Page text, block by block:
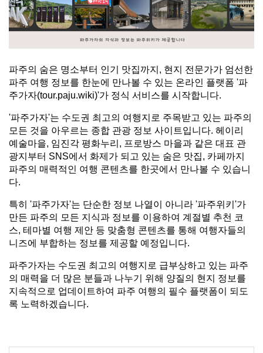
파주의 숨은 명소부터 인기 맛집까지, 현지 전문가가 엄선한
파주 여행 정보를 한눈에 만나볼 수 있는 온라인 플랫폼 '파
주가자(tour.paju.wiki)'가 정식 서비스를 시작합니다.
'파주가자'는 수도권 최고의 여행지로 주목받고 있는 파주의
모든 것을 아우르는 종합 관광 정보 사이트입니다. 헤이리
예술마을, 임진각 평화누리, 프로방스 마을과 같은 대표 관
광지부터 SNS에서 화제가 되고 있는 숨은 맛집, 카페까지
파주의 매력적인 여행 콘텐츠를 한곳에서 만나볼 수 있습니
다.
특히 '파주가자'는 단순한 정보 나열이 아니라 '파주위키'가
만든 파주의 모든 지식과 정보를 이용하여 계절별 추천 코
스, 테마별 여행 제안 등 맞춤형 콘텐츠를 통해 여행자들의
니즈에 부합하는 정보를 제공할 예정입니다.
파주가자는 수도권 최고의 여행지로 급부상하고 있는 파주
의 매력을 더 많은 분들과 나누기 위해 양질의 현지 정보를
지속적으로 업데이트하여 파주 여행의 필수 플랫폼이 되도
록 노력하겠습니다.